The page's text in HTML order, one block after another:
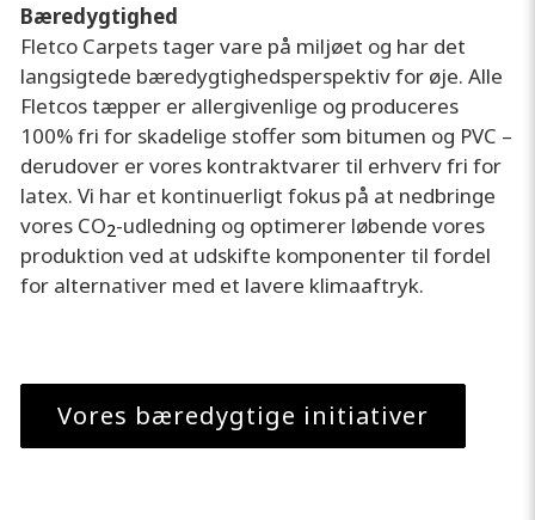
Bæredygtighed
Fletco Carpets tager vare på miljøet og har det
langsigtede bæredygtighedsperspektiv for øje. Alle
Fletcos tæpper er allergivenlige og produceres
100% fri for skadelige stoffer som bitumen og PVC –
derudover er vores kontraktvarer til erhverv fri for
latex. Vi har et kontinuerligt fokus på at nedbringe
vores CO2-udledning og optimerer løbende vores
produktion ved at udskifte komponenter til fordel
for alternativer med et lavere klimaaftryk.
Vores bæredygtige initiativer